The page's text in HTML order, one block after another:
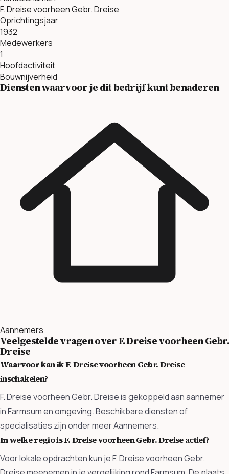
F. Dreise voorheen Gebr. Dreise
Oprichtingsjaar
1932
Medewerkers
1
Hoofdactiviteit
Bouwnijverheid
Diensten waarvoor je dit bedrijf kunt benaderen
Aannemers
Veelgestelde vragen over F. Dreise voorheen Gebr.
Dreise
Waarvoor kan ik F. Dreise voorheen Gebr. Dreise
inschakelen?
F. Dreise voorheen Gebr. Dreise is gekoppeld aan aannemer
in Farmsum en omgeving. Beschikbare diensten of
specialisaties zijn onder meer Aannemers.
In welke regio is F. Dreise voorheen Gebr. Dreise actief?
Voor lokale opdrachten kun je F. Dreise voorheen Gebr.